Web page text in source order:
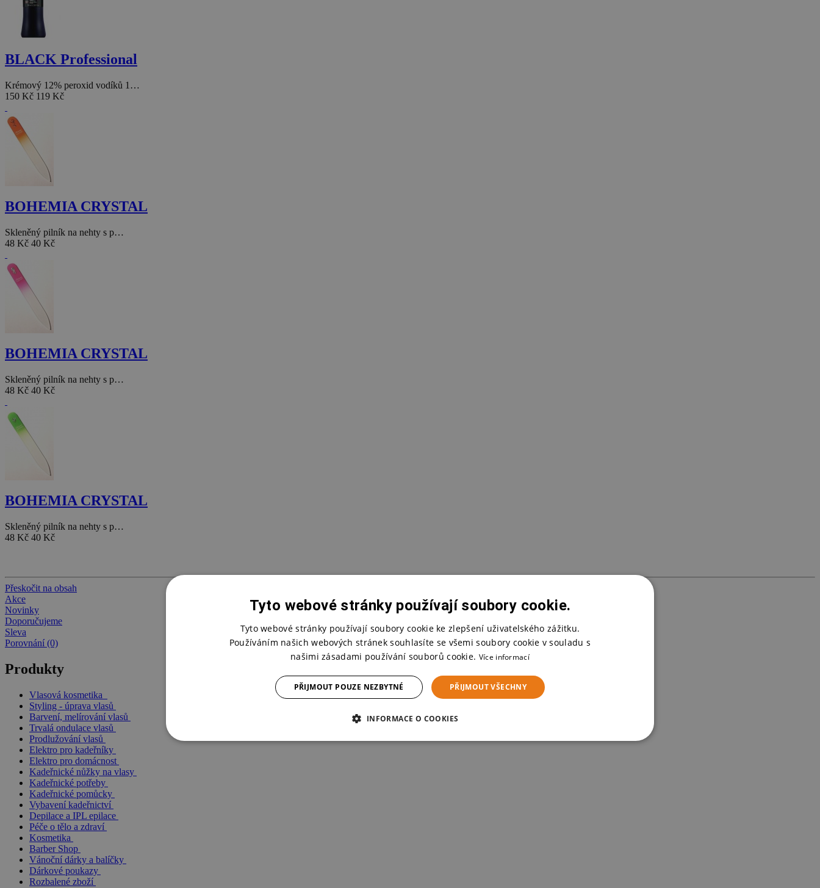
BLACK Professional
Krémový 12% peroxid vodíků 1…
150 Kč 119 Kč
BOHEMIA CRYSTAL
Skleněný pilník na nehty s p…
48 Kč 40 Kč
BOHEMIA CRYSTAL
Skleněný pilník na nehty s p…
48 Kč 40 Kč
BOHEMIA CRYSTAL
Skleněný pilník na nehty s p…
48 Kč 40 Kč
Přeskočit na obsah
Akce
Novinky
Doporučujeme
Sleva
Porovnání (0)
Produkty
Vlasová kosmetika
Styling - úprava vlasů
Barvení, melírování vlasů
Trvalá ondulace vlasů
Prodlužování vlasů
Elektro pro kadeřníky
Elektro pro domácnost
Kadeřnické nůžky na vlasy
Kadeřnické potřeby
Kadeřnické pomůcky
Vybavení kadeřnictví
Depilace a IPL epilace
Péče o tělo a zdraví
Kosmetika
Barber Shop
Vánoční dárky a balíčky
Dárkové poukazy
Rozbalené zboží
Tyto webové stránky používají soubory cookie.
Tyto webové stránky používají soubory cookie ke zlepšení uživatelského zážitku.
Používáním našich webových stránek souhlasíte se všemi soubory cookie v souladu s
našimi zásadami používání souborů cookie. Více informací
PŘIJMOUT VŠECHNY
PŘIJMOUT POUZE NEZBYTNÉ
INFORMACE O COOKIES